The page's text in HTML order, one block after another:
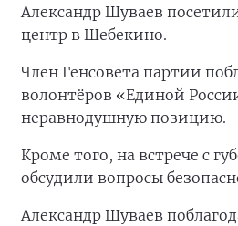
Александр Шуваев
центр в Шебекино.
Член Генсовета партии
волонтёров «Единой
неравнодушную позицию.
Кроме того, на встрече с
обсудили вопросы
Александр Шуваев